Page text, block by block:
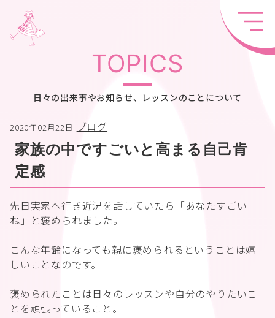
TOPICS
日々の出来事やお知らせ、レッスンのことについて
2020年02月22日 ブログ
家族の中ですごいと高まる自己肯
定感
先日実家へ行き近況を話していたら「あなたすごい
ね」と褒められました。
こんな年齢になっても親に褒められるということは嬉
しいことなのです。
褒められたことは日々のレッスンや自分のやりたいこ
とを頑張っていること。